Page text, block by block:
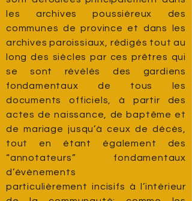
les archives poussiéreux des
communes de province et dans les
archives paroissiaux, rédigés tout au
long des siècles par ces prêtres qui
se sont révélés des gardiens
fondamentaux de tous les
documents officiels, à partir des
actes de naissance, de baptême et
de mariage jusqu’à ceux de décès,
tout en étant également des
“annotateurs” fondamentaux
d’évènements
particulièrement incisifs à l’intérieur